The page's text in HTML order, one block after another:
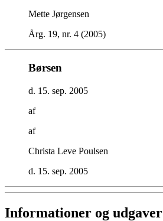
Mette Jørgensen
Årg. 19, nr. 4 (2005)
Børsen
d. 15. sep. 2005
af
af
Christa Leve Poulsen
d. 15. sep. 2005
Informationer og udgaver